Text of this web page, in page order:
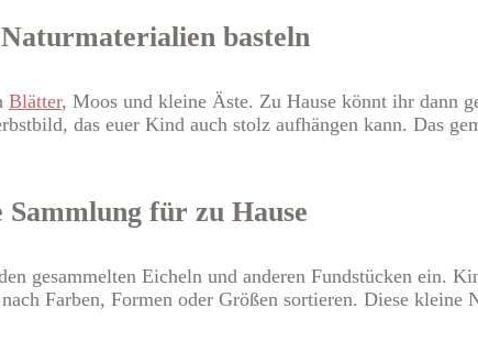
basteln
Blätter, Moos und kleine Äste. Zu Hause könnt ihr dann
das euer Kind auch stolz aufhängen kann. Das
für zu Hause
gesammelten Eicheln und anderen Fundstücken ein.
Farben, Formen oder Größen sortieren. Diese